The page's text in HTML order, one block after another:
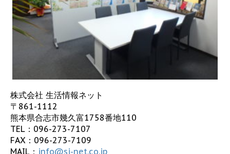
株式会社 生活情報ネット
〒861-1112
熊本県合志市幾久富1758番地110
TEL： 096-273-7107
FAX：096-273-7109
MAIL： info@sj-net.co.jp